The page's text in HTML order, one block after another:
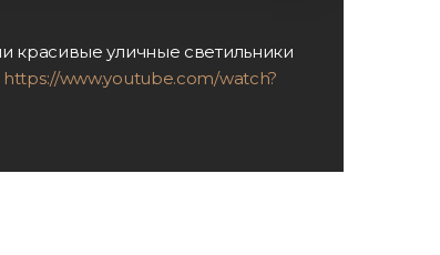
красивые уличные светильники
https://www.youtube.com/watch?